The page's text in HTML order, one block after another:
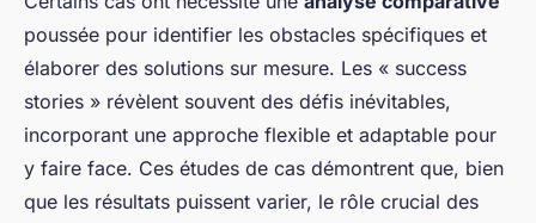
poussée pour identifier les obstacles spécifiques et
élaborer des solutions sur mesure. Les « success
stories » révèlent souvent des défis inévitables,
incorporant une approche flexible et adaptable pour
y faire face. Ces études de cas démontrent que, bien
que les résultats puissent varier, le rôle crucial des